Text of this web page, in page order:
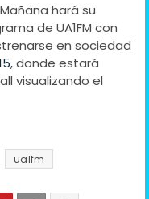
hará su
de UA1FM con
en sociedad
, donde estará
visualizando el
ua1fm